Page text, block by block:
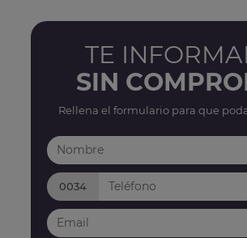
TE
SIN
Rellena el formulario para que
0034